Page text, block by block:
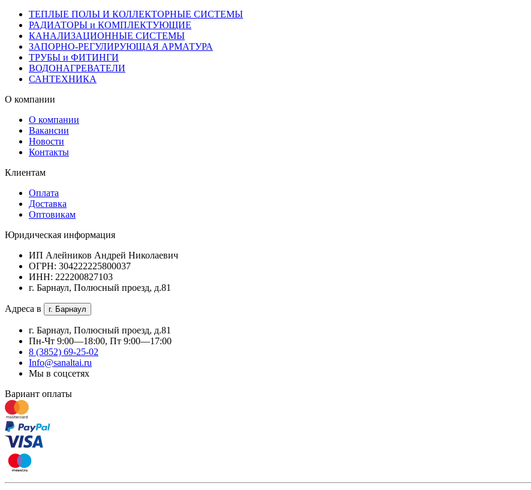
ТЕПЛЫЕ ПОЛЫ И КОЛЛЕКТОРНЫЕ СИСТЕМЫ
РАДИАТОРЫ и КОМПЛЕКТУЮЩИЕ
КАНАЛИЗАЦИОННЫЕ СИСТЕМЫ
ЗАПОРНО-РЕГУЛИРУЮЩАЯ АРМАТУРА
ТРУБЫ и ФИТИНГИ
ВОДОНАГРЕВАТЕЛИ
САНТЕХНИКА
О компании
О компании
Вакансии
Новости
Контакты
Клиентам
Оплата
Доставка
Оптовикам
Юридическая информация
ИП Алейников Андрей Николаевич
ОГРН: 304222225800037
ИНН: 222200827103
г. Барнаул, Полюсный проезд, д.81
Адреса в г. Барнаул
г. Барнаул, Полюсный проезд, д.81
Пн-Чт 9:00—18:00, Пт 9:00—17:00
8 (3852) 69-25-02
Info@sanaltai.ru
Мы в соцсетях
Вариант оплаты